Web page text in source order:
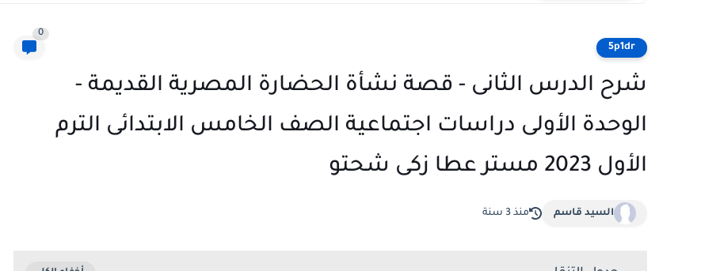
5p1dr
0
شرح الدرس الثانى - قصة نشأة الحضارة المصرية القديمة -
الوحدة الأولى دراسات اجتماعية الصف الخامس الابتدائى الترم
الأول 2023 مستر عطا زكى شحتو
السيد قاسم منذ 3 سنة